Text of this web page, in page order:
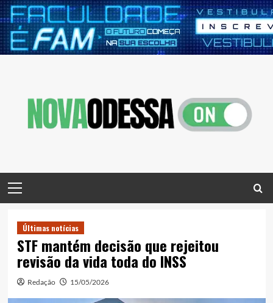
Menu
Últimas notícias
STF mantém decisão que rejeitou
revisão da vida toda do INSS
Redação 15/05/2026